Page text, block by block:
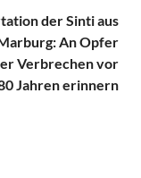
der Sinti aus
An Opfer
Verbrechen vor
Jahren erinnern